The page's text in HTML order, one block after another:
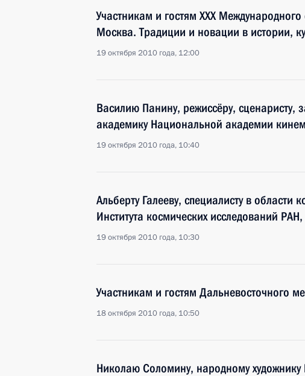
Участникам и гостям XXX
Москва. Традиции и новации в истории,
19 октября 2010 года, 12:00
Василию Панину, режиссёру, сценаристу,
академику Национальной академии
19 октября 2010 года, 10:40
Альберту Галееву, специалисту в
Института космических исследований
19 октября 2010 года, 10:30
Участникам и гостям Дальневосточного
18 октября 2010 года, 10:50
Николаю Соломину, народному художнику